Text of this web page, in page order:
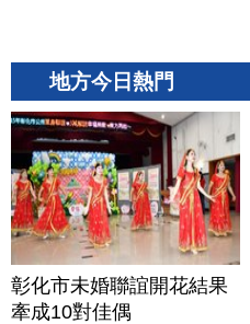
地方今日熱門
彰化市未婚聯誼開花結果
牽成10對佳偶